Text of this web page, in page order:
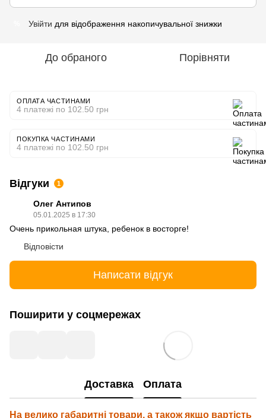
Увійти для відображення накопичувальної знижки
До обраного Порівняти
ОПЛАТА ЧАСТИНАМИ
4 платежі по 102.50 грн
ПОКУПКА ЧАСТИНАМИ
4 платежі по 102.50 грн
Відгуки 1
Олег Антипов
05.01.2025 в 17:30
Очень прикольная штука, ребенок в восторге!
Відповісти
Написати відгук
Поширити у соцмережах
Доставка Оплата
На велико габаритні товари, а також якщо вартість